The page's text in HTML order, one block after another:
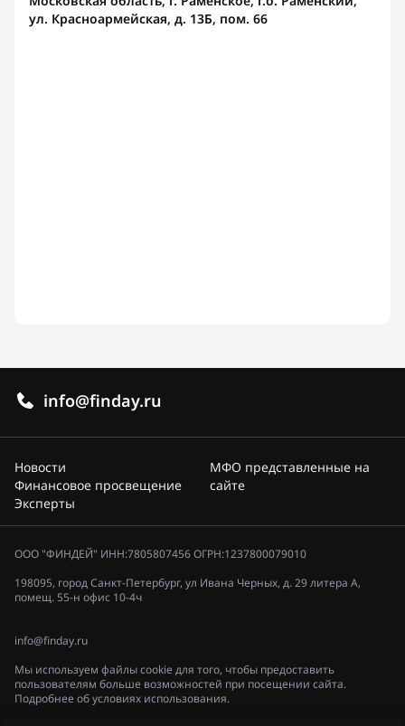
ул. Красноармейская, д. 13Б, пом. 66
info@finday.ru
Новости
Финансовое просвещение
Эксперты
МФО представленные на
сайте
ООО "ФИНДЕЙ" ИНН:7805807456 ОГРН:1237800079010
198095, город Санкт-Петербург, ул Ивана Черных, д. 29 литера А,
помещ. 55-н офис 10-4ч
info@finday.ru
Мы используем файлы cookie для того, чтобы предоставить
пользователям больше возможностей при посещении сайта.
Подробнее об условиях использования.